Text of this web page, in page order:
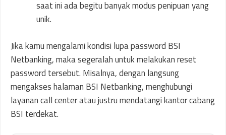
saat ini ada begitu banyak modus penipuan yang
unik.
Jika kamu mengalami kondisi lupa password BSI
Netbanking, maka segeralah untuk melakukan reset
password tersebut. Misalnya, dengan langsung
mengakses halaman BSI Netbanking, menghubungi
layanan call center atau justru mendatangi kantor cabang
BSI terdekat.